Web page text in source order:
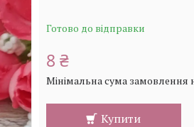
Готово до відправки
8 ₴
Мінімальна сума замовлення
Купити